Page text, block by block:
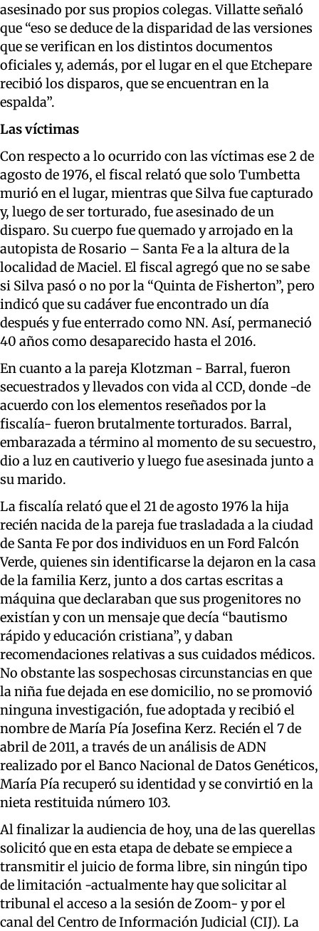
asesinado por sus propios colegas. Villatte señaló
que “eso se deduce de la disparidad de las versiones
que se verifican en los distintos documentos
oficiales y, además, por el lugar en el que Etchepare
recibió los disparos, que se encuentran en la
espalda”.
Las víctimas
Con respecto a lo ocurrido con las víctimas ese 2 de
agosto de 1976, el fiscal relató que solo Tumbetta
murió en el lugar, mientras que Silva fue capturado
y, luego de ser torturado, fue asesinado de un
disparo. Su cuerpo fue quemado y arrojado en la
autopista de Rosario – Santa Fe a la altura de la
localidad de Maciel. El fiscal agregó que no se sabe
si Silva pasó o no por la “Quinta de Fisherton”, pero
indicó que su cadáver fue encontrado un día
después y fue enterrado como NN. Así, permaneció
40 años como desaparecido hasta el 2016.
En cuanto a la pareja Klotzman - Barral, fueron
secuestrados y llevados con vida al CCD, donde -de
acuerdo con los elementos reseñados por la
fiscalía- fueron brutalmente torturados. Barral,
embarazada a término al momento de su secuestro,
dio a luz en cautiverio y luego fue asesinada junto a
su marido.
La fiscalía relató que el 21 de agosto 1976 la hija
recién nacida de la pareja fue trasladada a la ciudad
de Santa Fe por dos individuos en un Ford Falcón
Verde, quienes sin identificarse la dejaron en la casa
de la familia Kerz, junto a dos cartas escritas a
máquina que declaraban que sus progenitores no
existían y con un mensaje que decía “bautismo
rápido y educación cristiana”, y daban
recomendaciones relativas a sus cuidados médicos.
No obstante las sospechosas circunstancias en que
la niña fue dejada en ese domicilio, no se promovió
ninguna investigación, fue adoptada y recibió el
nombre de María Pía Josefina Kerz. Recién el 7 de
abril de 2011, a través de un análisis de ADN
realizado por el Banco Nacional de Datos Genéticos,
María Pía recuperó su identidad y se convirtió en la
nieta restituida número 103.
Al finalizar la audiencia de hoy, una de las querellas
solicitó que en esta etapa de debate se empiece a
transmitir el juicio de forma libre, sin ningún tipo
de limitación -actualmente hay que solicitar al
tribunal el acceso a la sesión de Zoom- y por el
canal del Centro de Información Judicial (CIJ). La